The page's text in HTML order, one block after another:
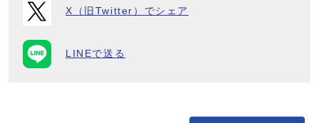
X（旧Twitter）でシェア
LINEで送る